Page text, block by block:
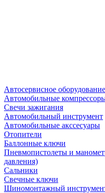
Автосервисное оборудование
Автомобильные
Свечи зажигания
Автомобильный инструмент
Автомобильные акссесуары
Отопители
Баллонные ключи
Пневмопистолеты и
давления)
Сальники
Свечные ключи
Шиномонтажный